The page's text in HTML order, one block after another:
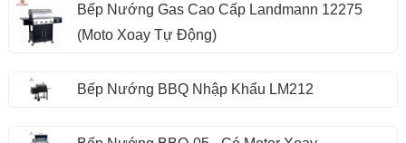
Bếp Nướng Gas Cao Cấp Landmann 12275
(Moto Xoay Tự Động)
Bếp Nướng BBQ Nhập Khẩu LM212